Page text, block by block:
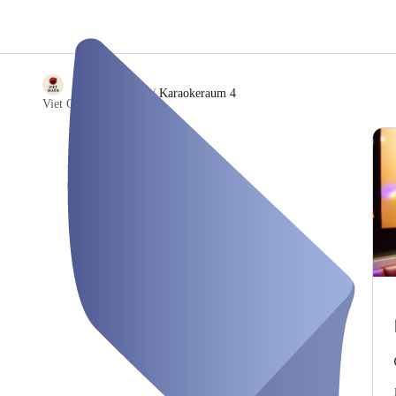
Viet Quan Restaurant
/Karaokeraum 4